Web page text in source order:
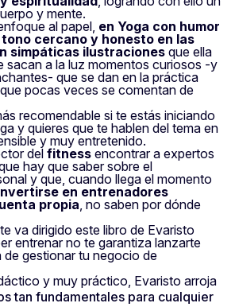
y mente.
al papel, en Yoga con humor
cercano y honesto en las
simpáticas ilustraciones que ella
sacan a la luz momentos curiosos -y
que se dan en la práctica
pocas veces se comentan de
recomendable si te estás iniciando
y quieres que te hablen del tema en
y muy entretenido.
del fitness encontrar a expertos
hay que saber sobre el
y que, cuando llega el momento
en entrenadores
propia, no saben por dónde
va dirigido este libro de Evaristo
entrenar no te garantiza lanzarte
gestionar tu negocio de
y muy práctico, Evaristo arroja
tan fundamentales para cualquier